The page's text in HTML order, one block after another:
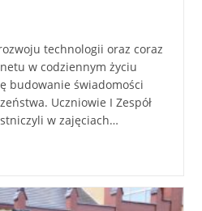
technologii oraz coraz
w codziennym życiu
budowanie świadomości
Uczniowie I Zespół
w zajęciach…